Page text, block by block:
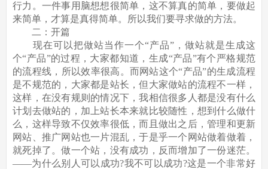
行力。一件事用脑想想很简单，这不算真的简单，要做起
来简单，才算是真得简单。所以我们要寻求做的方法。
二：开篇
现在可以把做站当作一个“产品”，做站就是生成这
个“产品”的过程，大家都知道，生成“产品”有个严格规范
的流程线，所以效率很高。而网站这个“产品”的生成流程
是不规范的，大家都是站长，但大家做站的流程不一样，
这样，在没有规则的情况下，我相信很多人都是没有什么
计划去做站的，加上站长本来就比较随性，想到什么做什
么，这样导致不仅效率很低，而且做出之后，管理和更新
网站、推广网站也一片混乱，于是乎一个网站做着做着，
就死掉了。做一个站，没有成功，反而增加了一份迷茫。
——为什么别人可以成功?我不可以成功?这是一个非常好